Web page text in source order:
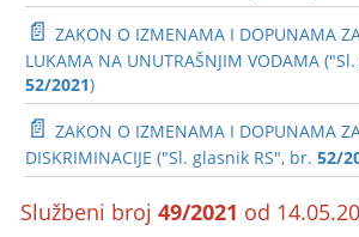
📄 ZAKON O IZMENAMA I DOPUNAMA
LUKAMA NA UNUTRAŠNJIM VODAMA
52/2021)
📄 ZAKON O IZMENAMA I DOPUNAMA
DISKRIMINACIJE ("Sl. glasnik RS", br.52/
Službeni broj49/2021 od